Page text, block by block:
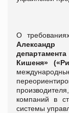
О
Кишеня»
компаний в
системы